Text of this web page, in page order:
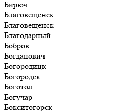
Бирюч
Благовещенск
Благовещенск
Благодарный
Бобров
Богданович
Богородицк
Богородск
Боготол
Богучар
Бокситогорск